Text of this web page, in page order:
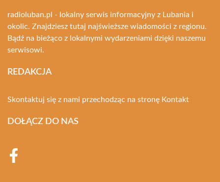
radioluban.pl - lokalny serwis informacyjny z Lubania i
okolic. Znajdziesz tutaj najświeższe wiadomości z regionu.
Bądź na bieżąco z lokalnymi wydarzeniami dzięki naszemu
serwisowi.
REDAKCJA
Skontaktuj się z nami przechodząc na stronę Kontakt
DOŁĄCZ DO NAS